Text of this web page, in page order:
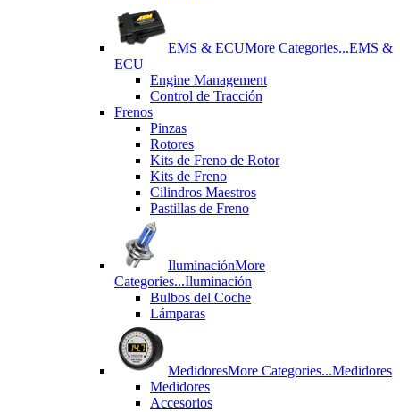
EMS & ECUMore Categories...EMS &
ECU
Engine Management
Control de Tracción
Frenos
Pinzas
Rotores
Kits de Freno de Rotor
Kits de Freno
Cilindros Maestros
Pastillas de Freno
IluminaciónMore
Categories...Iluminación
Bulbos del Coche
Lámparas
MedidoresMore Categories...Medidores
Medidores
Accesorios